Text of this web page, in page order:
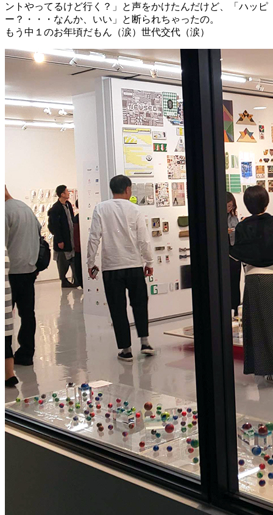
ントやってるけど行く？」と声をかけたんだけど、「ハッピ
ー？・・・なんか、いい」と断られちゃったの。
もう中１のお年頃だもん（涙）世代交代（涙）